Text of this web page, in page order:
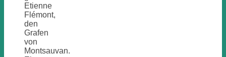
Etienne
Flémont,
den
Grafen
von
Montsauvan.